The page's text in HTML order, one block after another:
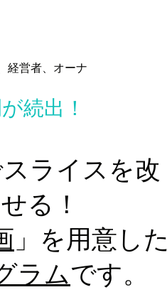
ライスを改
る！
」を用意した
ラムです。
経営者、オーナ
続出！